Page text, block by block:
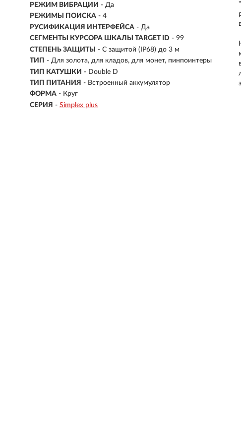
РЕЖИМ ВИБРАЦИИ - Да
РЕЖИМЫ ПОИСКА - 4
РУСИФИКАЦИЯ ИНТЕРФЕЙСА - Да
СЕГМЕНТЫ КУРСОРА ШКАЛЫ TARGET ID - 99
СТЕПЕНЬ ЗАЩИТЫ
- С защитой (IP68) до 3 м
ТИП - Для золота, для кладов, для монет, пинпоинтеры
ТИП КАТУШКИ - Double D
ТИП ПИТАНИЯ - Встроенный аккумулятор
ФОРМА - Круг
СЕРИЯ - Simplex plus